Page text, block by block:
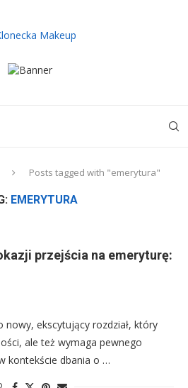
Posts tagged with "emerytura"
EMERYTURA
przejścia na emeryturę:
nowy, ekscytujący rozdział, który
ale też wymaga pewnego
kontekście dbania o …